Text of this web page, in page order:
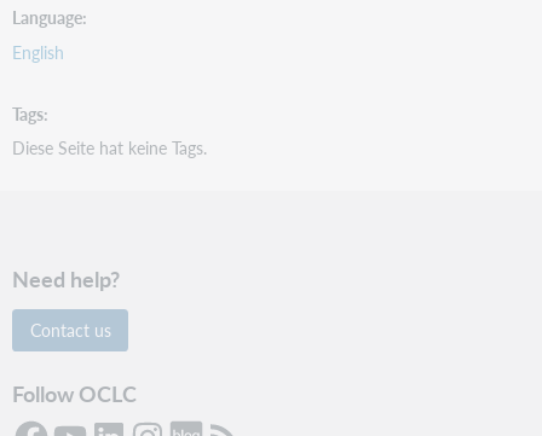
Language
English
Tags
Diese Seite hat keine Tags.
Need help?
Contact us
Follow OCLC